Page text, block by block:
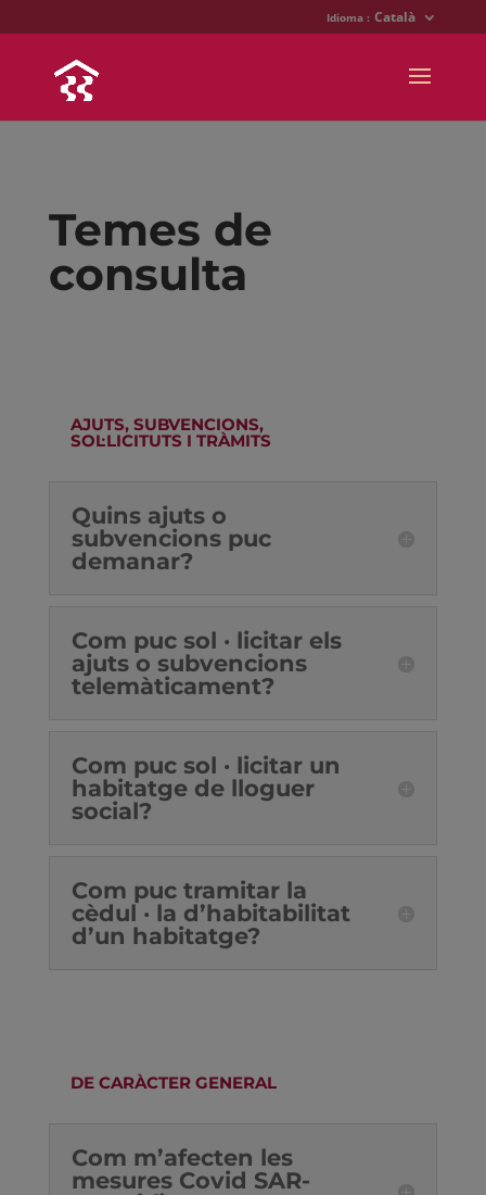
Idioma : Català
Temes de
consulta
AJUTS, SUBVENCIONS,
SOL·LICITUTS I TRÀMITS
Quins ajuts o
subvencions puc
demanar?
Com puc sol · licitar els
ajuts o subvencions
telemàticament?
Com puc sol · licitar un
habitatge de lloguer
social?
Com puc tramitar la
cèdul · la d’habitabilitat
d’un habitatge?
DE CARÀCTER GENERAL
Com m’afecten les
mesures Covid SAR-